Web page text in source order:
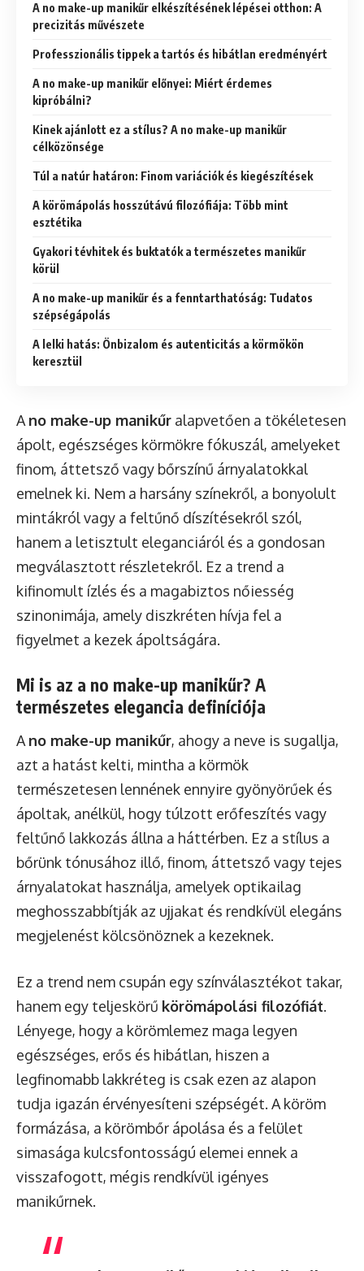
A no make-up manikűr elkészítésének lépései otthon: A
precizitás művészete
Professzionális tippek a tartós és hibátlan eredményért
A no make-up manikűr előnyei: Miért érdemes
kipróbálni?
Kinek ajánlott ez a stílus? A no make-up manikűr
célközönsége
Túl a natúr határon: Finom variációk és kiegészítések
A körömápolás hosszútávú filozófiája: Több mint
esztétika
Gyakori tévhitek és buktatók a természetes manikűr
körül
A no make-up manikűr és a fenntarthatóság: Tudatos
szépségápolás
A lelki hatás: Önbizalom és autenticitás a körmökön
keresztül
A no make-up manikűr alapvetően a tökéletesen
ápolt, egészséges körmökre fókuszál, amelyeket
finom, áttetsző vagy bőrszínű árnyalatokkal
emelnek ki. Nem a harsány színekről, a bonyolult
mintákról vagy a feltűnő díszítésekről szól,
hanem a letisztult eleganciáról és a gondosan
megválasztott részletekről. Ez a trend a
kifinomult ízlés és a magabiztos nőiesség
szinonimája, amely diszkréten hívja fel a
figyelmet a kezek ápoltságára.
Mi is az a no make-up manikűr? A
természetes elegancia definíciója
A no make-up manikűr, ahogy a neve is sugallja,
azt a hatást kelti, mintha a körmök
természetesen lennének ennyire gyönyörűek és
ápoltak, anélkül, hogy túlzott erőfeszítés vagy
feltűnő lakkozás állna a háttérben. Ez a stílus a
bőrünk tónusához illő, finom, áttetsző vagy tejes
árnyalatokat használja, amelyek optikailag
meghosszabbítják az ujjakat és rendkívül elegáns
megjelenést kölcsönöznek a kezeknek.
Ez a trend nem csupán egy színválasztékot takar,
hanem egy teljeskörű körömápolási filozófiát.
Lényege, hogy a körömlemez maga legyen
egészséges, erős és hibátlan, hiszen a
legfinomabb lakkréteg is csak ezen az alapon
tudja igazán érvényesíteni szépségét. A köröm
formázása, a körömbőr ápolása és a felület
simasága kulcsfontosságú elemei ennek a
visszafogott, mégis rendkívül igényes
manikűrnek.